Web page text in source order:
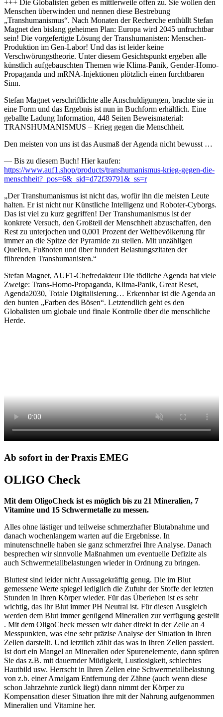
+++ Die Globalisten geben es mittlerweile offen zu. Sie wollen den
Menschen überwinden und nennen diese Bestrebung
„Transhumanismus“. Nach Monaten der Recherche enthüllt Stefan
Magnet den bislang geheimen Plan: Europa wird 2045 unfruchtbar
sein! Die vorgefertigte Lösung der Transhumanisten: Menschen-
Produktion im Gen-Labor! Und das ist leider keine
Verschwörungstheorie. Unter diesem Gesichtspunkt ergeben alle
künstlich aufgebauschten Themen wie Klima-Panik, Gender-Homo-
Propaganda und mRNA-Injektionen plötzlich einen furchtbaren
Sinn.
Stefan Magnet verschriftlichte alle Anschuldigungen, brachte sie in
eine Form und das Ergebnis ist nun in Buchform erhältlich. Eine
geballte Ladung Information, 448 Seiten Beweismaterial:
TRANSHUMANISMUS – Krieg gegen die Menschheit.
Den meisten von uns ist das Ausmaß der Agenda nicht bewusst …
— Bis zu diesem Buch! Hier kaufen:
https://www.auf1.shop/products/transhumanismus-krieg-gegen-die-
menschheit?_pos=6&_sid=d72f39791&_ss=r
„Der Transhumanismus ist nicht das, wofür ihn die meisten Leute
halten. Er ist nicht nur Künstliche Intelligenz und Roboter-Cyborgs.
Das ist viel zu kurz gegriffen! Der Transhumanismus ist der
konkrete Versuch, den Großteil der Menschheit abzuschaffen, den
Rest zu unterjochen und 0,001 Prozent der Weltbevölkerung für
immer an die Spitze der Pyramide zu stellen. Mit unzähligen
Quellen, Fußnoten und über hundert Belastungszitaten der
führenden Transhumanisten.“
Stefan Magnet, AUF1-Chefredakteur Die tödliche Agenda hat viele
Zweige: Trans-Homo-Propaganda, Klima-Panik, Great Reset,
Agenda2030, Totale Digitalisierung… Erkennbar ist die Agenda an
den bunten „Farben des Bösen“. Letztendlich geht es den
Globalisten um globale und finale Kontrolle über die menschliche
Herde.
Ab sofort in der Praxis EMEG
OLIGO Check
Mit dem OligoCheck ist es möglich bis zu 21 Mineralien, 7
Vitamine und 15 Schwermetalle zu messen.
Alles ohne lästiger und teilweise schmerzhafter Blutabnahme und
danach wochenlangem warten auf die Ergebnisse. In
minutenschnelle haben sie ganz schmerzfrei Ihre Analyse. Danach
besprechen wir sinnvolle Maßnahmen um eventuelle Defizite als
auch Schwermetallbelastungen wieder in Ordnung zu bringen.
Bluttest sind leider nicht Aussagekräftig genug. Die im Blut
gemessene Werte spiegel lediglich die Zufuhr der Stoffe der letzten
Stunden in Ihren Körper wieder. Für das Überleben ist es sehr
wichtig, das Ihr Blut immer PH Neutral ist. Für diesen Ausgleich
werden dem Blut immer genügend Mineralien zur verfügung gestellt
. Mit dem OligoCheck messen wir daher direkt in der Zelle an 4
Messpunkten, was eine sehr präzise Analyse der Situation in Ihren
Zellen darstellt. Und letztlich zählt das was in Ihren Zellen passiert.
Ist dort ein Mangel an Mineralien oder Spurenelemente, dann spüren
Sie das z.B. mit dauernder Müdigkeit, Lustlosigkeit, schlechtes
Hautbild usw. Herrscht in Ihren Zellen eine Schwermetallbelastung
von z.b. einer Amalgam Entfernung der Zähne (auch wenn diese
schon Jahrzehnte zurück liegt) dann nimmt der Körper zu
Kompensation dieser Situation ihre mit der Nahrung aufgenommen
Mineralien und Vitamine her.